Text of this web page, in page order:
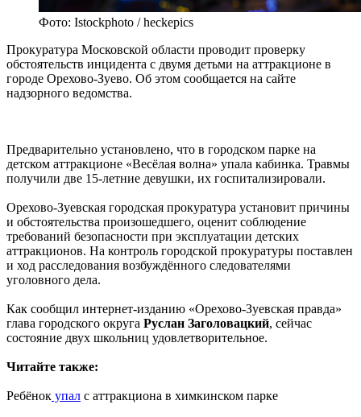
Фото: Istockphoto / heckepics
Прокуратура Московской области проводит проверку
обстоятельств инцидента с двумя детьми на аттракционе в
городе Орехово-Зуево. Об этом сообщается на сайте
надзорного ведомства.
Предварительно установлено, что в городском парке на
детском аттракционе «Весёлая волна» упала кабинка. Травмы
получили две 15-летние девушки, их госпитализировали.
Орехово-Зуевская городская прокуратура установит причины
и обстоятельства произошедшего, оценит соблюдение
требований безопасности при эксплуатации детских
аттракционов. На контроль городской прокуратуры поставлен
и ход расследования возбуждённого следователями
уголовного дела.
Как сообщил интернет-изданию «Орехово-Зуевская правда»
глава городского округа Руслан Заголовацкий, сейчас
состояние двух школьниц удовлетворительное.
Читайте также:
Ребёнок упал с аттракциона в химкинском парке